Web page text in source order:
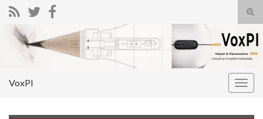
Search for:
VoxPI